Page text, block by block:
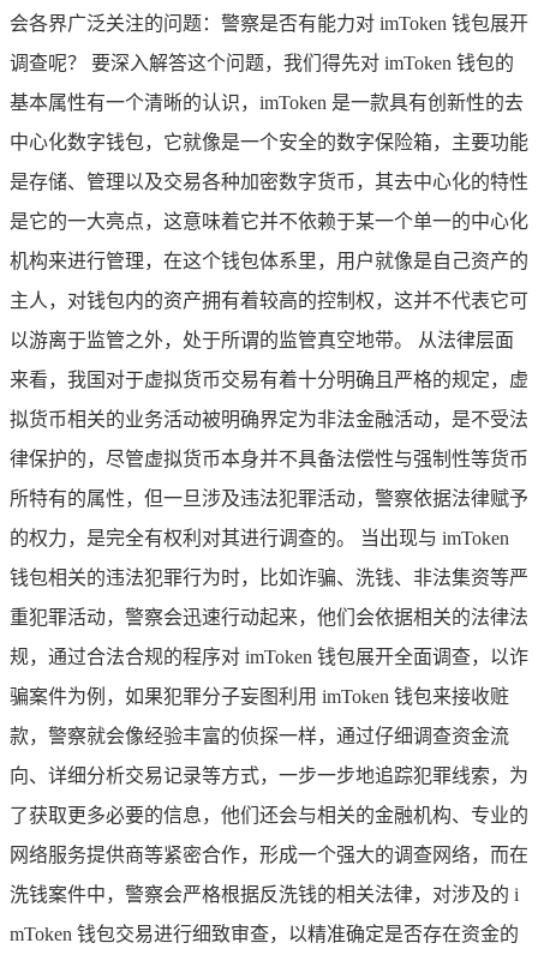
会各界广泛关注的问题：警察是否有能力对 imToken 钱包展开
调查呢？ 要深入解答这个问题，我们得先对 imToken 钱包的
基本属性有一个清晰的认识，imToken 是一款具有创新性的去
中心化数字钱包，它就像是一个安全的数字保险箱，主要功能
是存储、管理以及交易各种加密数字货币，其去中心化的特性
是它的一大亮点，这意味着它并不依赖于某一个单一的中心化
机构来进行管理，在这个钱包体系里，用户就像是自己资产的
主人，对钱包内的资产拥有着较高的控制权，这并不代表它可
以游离于监管之外，处于所谓的监管真空地带。 从法律层面
来看，我国对于虚拟货币交易有着十分明确且严格的规定，虚
拟货币相关的业务活动被明确界定为非法金融活动，是不受法
律保护的，尽管虚拟货币本身并不具备法偿性与强制性等货币
所特有的属性，但一旦涉及违法犯罪活动，警察依据法律赋予
的权力，是完全有权利对其进行调查的。 当出现与 imToken
钱包相关的违法犯罪行为时，比如诈骗、洗钱、非法集资等严
重犯罪活动，警察会迅速行动起来，他们会依据相关的法律法
规，通过合法合规的程序对 imToken 钱包展开全面调查，以诈
骗案件为例，如果犯罪分子妄图利用 imToken 钱包来接收赃
款，警察就会像经验丰富的侦探一样，通过仔细调查资金流
向、详细分析交易记录等方式，一步一步地追踪犯罪线索，为
了获取更多必要的信息，他们还会与相关的金融机构、专业的
网络服务提供商等紧密合作，形成一个强大的调查网络，而在
洗钱案件中，警察会严格根据反洗钱的相关法律，对涉及的 i
mToken 钱包交易进行细致审查，以精准确定是否存在资金的